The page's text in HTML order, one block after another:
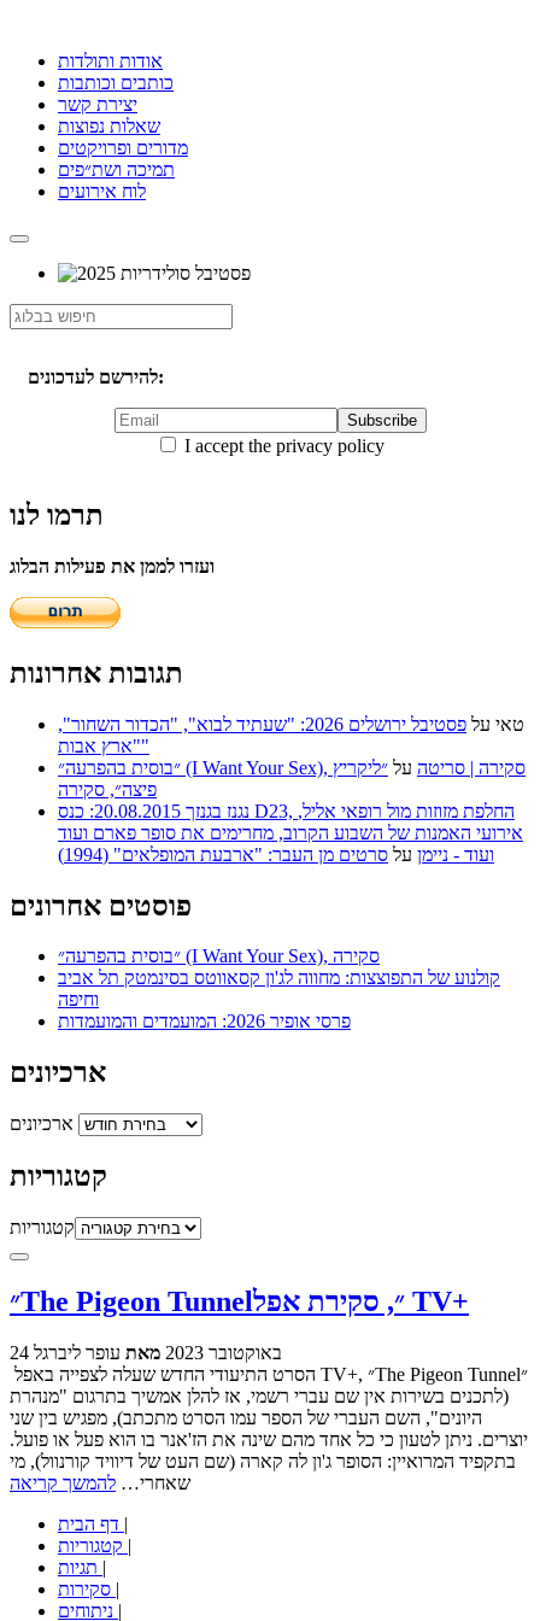
אודות ותולדות
כותבים וכותבות
יצירת קשר
שאלות נפוצות
מדורים ופרויקטים
תמיכה ושת״פים
לוח אירועים
להירשם לעדכונים:
I accept the privacy policy
תרמו לנו
ועזרו לממן את פעילות הבלוג
תגובות אחרונות
טאי על
פסטיבל ירושלים 2026: "שעתיד לבוא", "הכדור השחור",
"ארץ אבות"
״בוסית בהפרעה״ (I Want Your Sex), סקירה | סריטה על ״ליקריץ
פיצה״, סקירה
נגנז בגנזך 20.08.2015: כנס D23, החלפת מזוזות מול רופאי אליל,
אירועי האמנות של השבוע הקרוב, מחרימים את סופר פארם ועוד
ועוד - ניימן על סרטים מן העבר: "ארבעת המופלאים" (1994)
פוסטים אחרונים
״בוסית בהפרעה״ (I Want Your Sex), סקירה
קולנוע של התפוצצות: מחווה לג'ון קסאווטס בסינמטק תל אביב
וחיפה
פרסי אופיר 2026: המועמדים והמועמדות
ארכיונים
ארכיונים
קטגוריות
קטגוריות
״The Pigeon Tunnel״, סקירת אפל TV+
24 באוקטובר 2023 מאת עופר ליברגל
(לתכנים בשירות אין שם עברי רשמי, אז להלן אמשיך בתרגום "מנהרת
היונים", השם העברי של הספר עמו הסרט מתכתב), מפגיש בין שני
יוצרים. ניתן לטעון כי כל אחד מהם שינה את הז'אנר בו הוא פעל או פועל.
בתקפיד המרואיין: הסופר ג'ון לה קארה (שם העט של דיוויד קורנוול), מי
שאחרי… להמשך קריאה
|
|
|
|
|